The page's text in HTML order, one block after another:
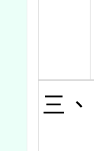
三、